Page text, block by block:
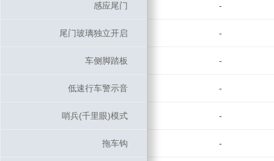
感应尾门 -
尾门玻璃独立开启 -
车侧脚踏板 -
低速行车警示音 -
哨兵(千里眼)模式 -
拖车钩 -
感应尾门
尾门玻璃独立开启
车侧脚踏板
低速行车警示音
哨兵(千里眼)模式
拖车钩